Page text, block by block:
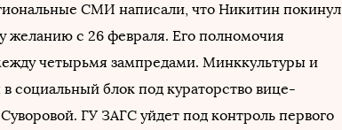
СМИ написали, что Никитин покинул
желанию с 26 февраля. Его полномочия
четырьмя зампредами. Минккультуры и
социальный блок под кураторство вице-
ГУ ЗАГС уйдет под контроль первого